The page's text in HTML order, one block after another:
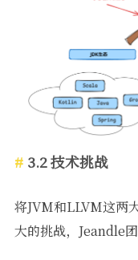
3.2 技术挑战
将JVM和LLVM这两
大的挑战，Jeandle